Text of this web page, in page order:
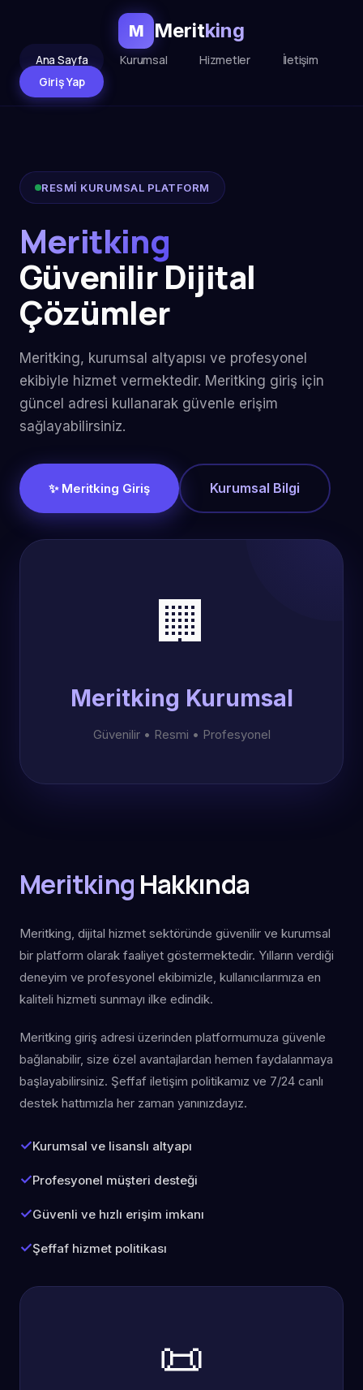
M Meritking
Ana Sayfa Kurumsal Hizmetler
İletişim
Giriş Yap
RESMİ KURUMSAL PLATFORM
Meritking
Güvenilir Dijital
Çözümler
Meritking, kurumsal altyapısı ve profesyonel
ekibiyle hizmet vermektedir. Meritking giriş için
güncel adresi kullanarak güvenle erişim
sağlayabilirsiniz.
✨ Meritking Giriş Kurumsal Bilgi
🏢
Meritking Kurumsal
Güvenilir • Resmi • Profesyonel
Meritking Hakkında
Meritking, dijital hizmet sektöründe güvenilir ve kurumsal
bir platform olarak faaliyet göstermektedir. Yılların verdiği
deneyim ve profesyonel ekibimizle, kullanıcılarımıza en
kaliteli hizmeti sunmayı ilke edindik.
Meritking giriş adresi üzerinden platformumuza güvenle
bağlanabilir, size özel avantajlardan hemen faydalanmaya
başlayabilirsiniz. Şeffaf iletişim politikamız ve 7/24 canlı
destek hattımızla her zaman yanınızdayız.
Kurumsal ve lisanslı altyapı
Profesyonel müşteri desteği
Güvenli ve hızlı erişim imkanı
Şeffaf hizmet politikası
📜